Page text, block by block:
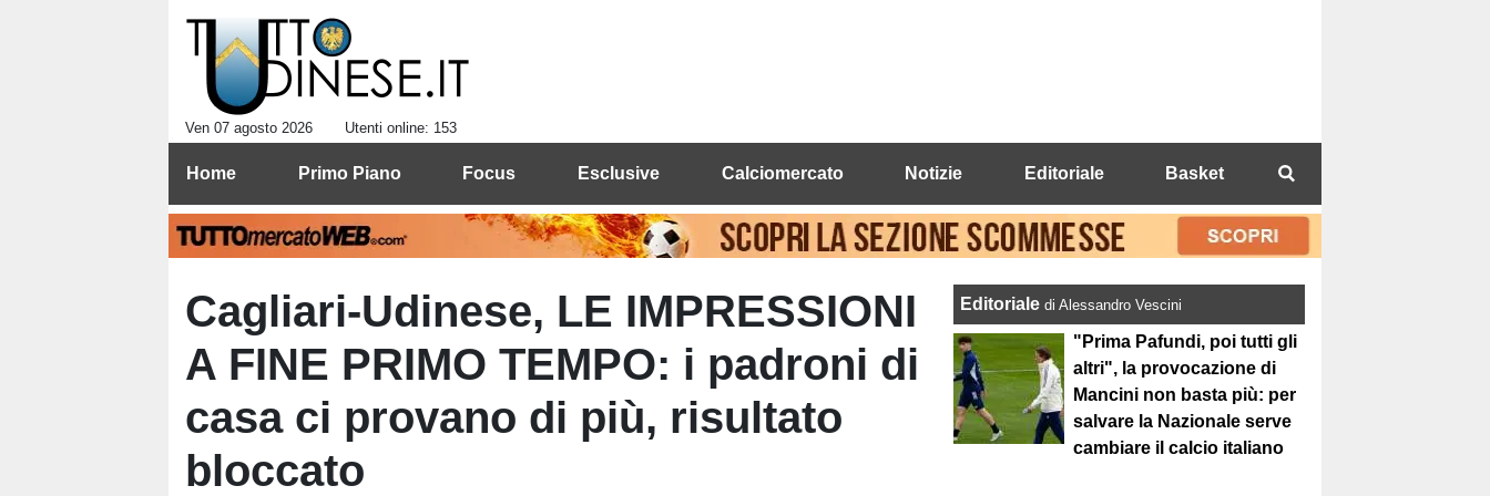
Ven 07 agosto 2026 Utenti online: 153
Home Primo Piano Focus Esclusive Calciomercato Notizie Editoriale Basket
Cagliari-Udinese, LE IMPRESSIONI
A FINE PRIMO TEMPO: i padroni di
casa ci provano di più, risultato
bloccato
Editorialedi Alessandro Vescini
"Prima Pafundi, poi tutti gli
altri", la provocazione di
Mancini non basta più: per
salvare la Nazionale serve
cambiare il calcio italiano